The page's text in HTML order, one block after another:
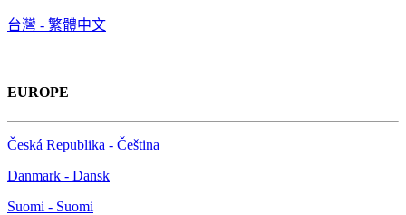
台灣 - 繁體中文
EUROPE
Česká Republika - Čeština
Danmark - Dansk
Suomi - Suomi